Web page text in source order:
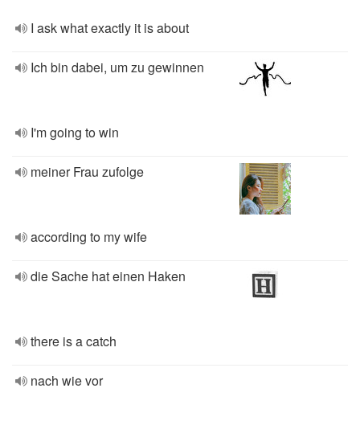
I ask what exactly it is about
Ich bin dabei, um zu gewinnen
I'm going to win
meiner Frau zufolge
according to my wife
die Sache hat einen Haken
there is a catch
nach wie vor